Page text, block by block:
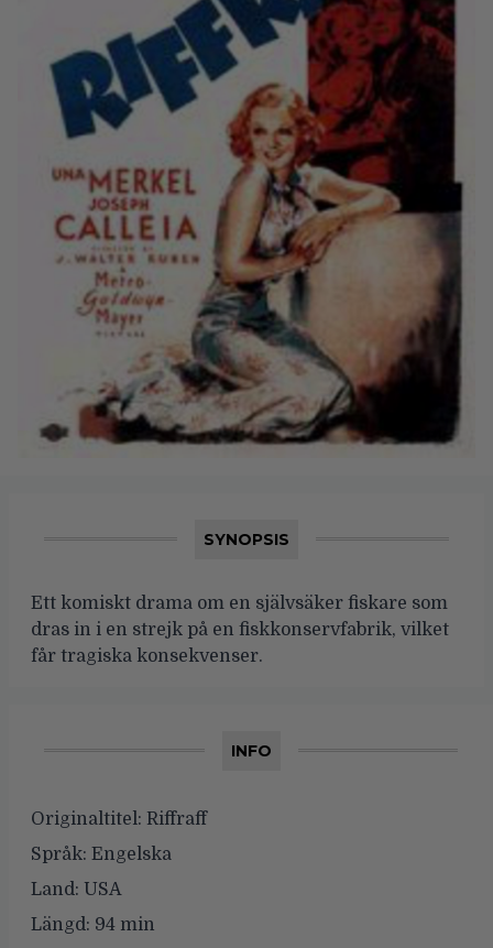
SYNOPSIS
Ett komiskt drama om en självsäker fiskare som
dras in i en strejk på en fiskkonservfabrik, vilket
får tragiska konsekvenser.
INFO
Originaltitel: Riffraff
Språk: Engelska
Land: USA
Längd: 94 min